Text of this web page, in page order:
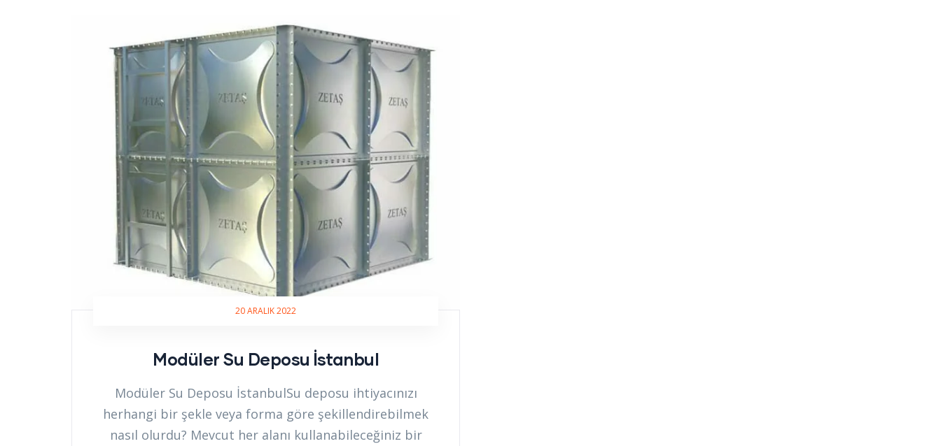
20 ARALIK 2022
Modüler Su Deposu İstanbul
Modüler Su Deposu İstanbulSu deposu ihtiyacınızı
herhangi bir şekle veya forma göre şekillendirebilmek
nasıl olurdu? Mevcut her alanı kullanabileceğiniz bir